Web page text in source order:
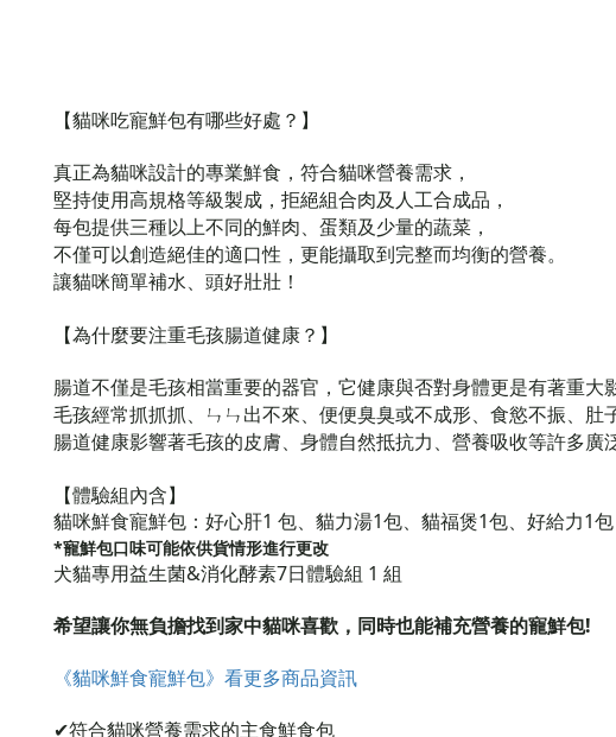
【貓咪吃寵鮮包有哪些好處？】
真正為貓咪設計的專業鮮食 ， 符合貓咪營養需求 ，
堅持使用高規格等級製成， 拒絕組合肉及人工合成品，
每包提供三種以上不同的鮮肉、蛋類及少量的蔬菜，
不僅可以創造絕佳的適口性 ， 更能攝取到完整而均衡的營養。
讓貓咪簡單補水、頭好壯壯！
【為什麼要注重毛孩腸道健康？】
腸道不僅是毛孩相當重要的器官，它健康與否對身體更是有著重大
毛孩經常抓抓抓、ㄣㄣ出不來、便便臭臭或不成形、食慾不振、肚
腸道健康影響著毛孩的皮膚、身體自然抵抗力、營養吸收等許多廣
【體驗組內含】
貓咪鮮食寵鮮包：好心肝1 包、貓力湯1包、貓福煲1包、好給力1包
*寵鮮包口味可能依供貨情形進行更改
犬貓專用益生菌&消化酵素7日體驗組 1 組
希望讓你無負擔找到家中貓咪喜歡，同時也能補充營養的寵鮮包!
《貓咪鮮食寵鮮包》看更多商品資訊
✔符合貓咪營養需求的主食鮮食包